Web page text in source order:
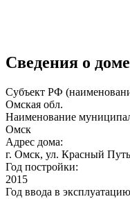
Сведения о доме
Субъект РФ
Омская обл.
Наименование
Омск
Адрес дома:
г. Омск, ул. Красный
Год постройки:
2015
Год ввода в